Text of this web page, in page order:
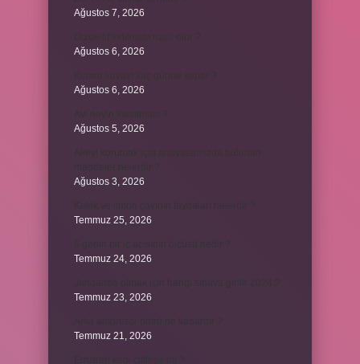
Ağustos 7, 2026
Ağustos 6, 2026
Ağustos 6, 2026
Ağustos 5, 2026
Ağustos 3, 2026
Temmuz 25, 2026
Temmuz 24, 2026
Temmuz 23, 2026
Temmuz 21, 2026